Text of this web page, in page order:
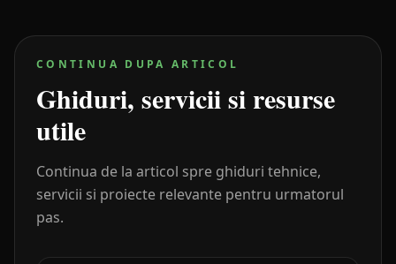
CONTINUA DUPA ARTICOL
Ghiduri, servicii si resurse
utile
Continua de la articol spre ghiduri tehnice,
servicii si proiecte relevante pentru urmatorul
pas.